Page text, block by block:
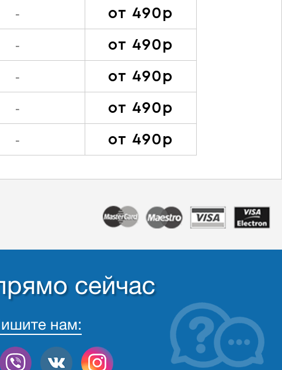
- от 490р
- от 490р
- от 490р
- от 490р
- от 490р
сейчас
нам: